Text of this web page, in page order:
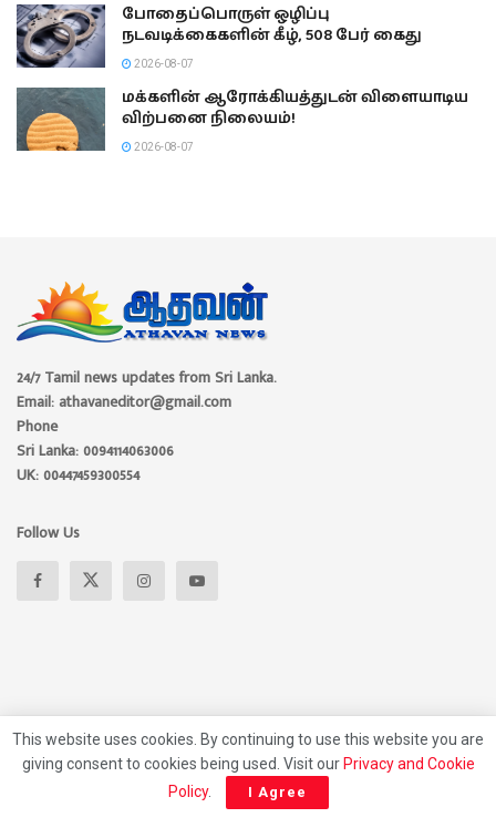
போதைப்பொருள் ஒழிப்பு
நடவடிக்கைகளின் கீழ், 508 பேர் கைது
2026-08-07
மக்களின் ஆரோக்கியத்துடன் விளையாடிய
விற்பனை நிலையம்!
2026-08-07
24/7 Tamil news updates from Sri Lanka.
Email: athavaneditor@gmail.com
Phone
Sri Lanka: 0094114063006
UK: 00447459300554
Follow Us
About Privacy Policy Contact Us
This website uses cookies. By continuing to use this website you are
giving consent to cookies being used. Visit our Privacy and Cookie
Policy. I Agree